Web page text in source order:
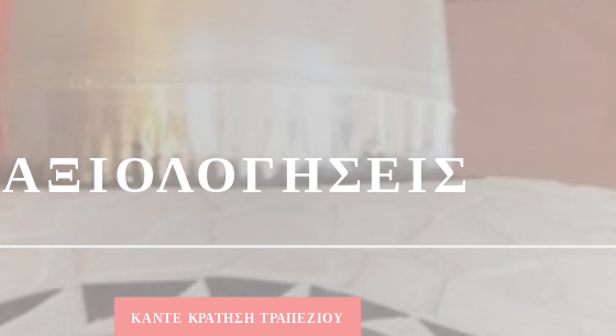
ΑΞΙΟΛΟΓΉΣΕΙΣ
ΚΆΝΤΕ ΚΡΆΤΗΣΗ ΤΡΑΠΕΖΙΟΎ